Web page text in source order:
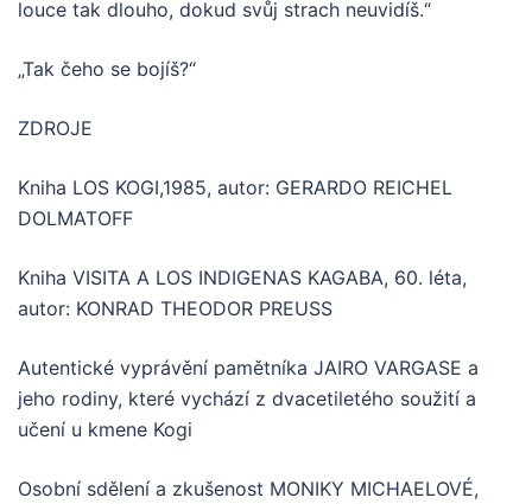
louce tak dlouho, dokud svůj strach neuvidíš.“
„Tak čeho se bojíš?“
ZDROJE
Kniha LOS KOGI,1985, autor: GERARDO REICHEL
DOLMATOFF
Kniha VISITA A LOS INDIGENAS KAGABA, 60. léta,
autor: KONRAD THEODOR PREUSS
Autentické vyprávění pamětníka JAIRO VARGASE a
jeho rodiny, které vychází z dvacetiletého soužití a
učení u kmene Kogi
Osobní sdělení a zkušenost MONIKY MICHAELOVÉ,